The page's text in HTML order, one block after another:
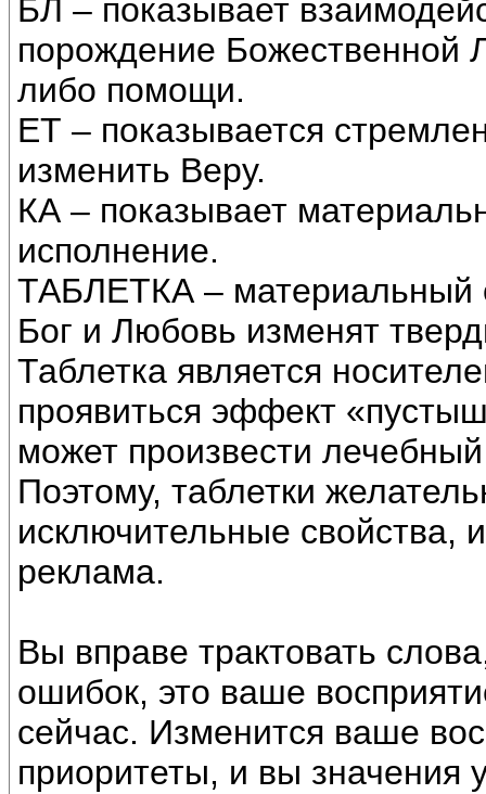
БЛ – показывает
порождение Божественной
либо помощи.
ЕТ – показывается
изменить Веру.
КА – показывает
исполнение.
ТАБЛЕТКА – материальный
Бог и Любовь изменят
Таблетка является
проявиться эффект
может произвести
Поэтому, таблетки
исключительные свойства,
реклама.
Вы вправе трактовать
ошибок, это ваше
сейчас. Изменится ваше
приоритеты, и вы значения